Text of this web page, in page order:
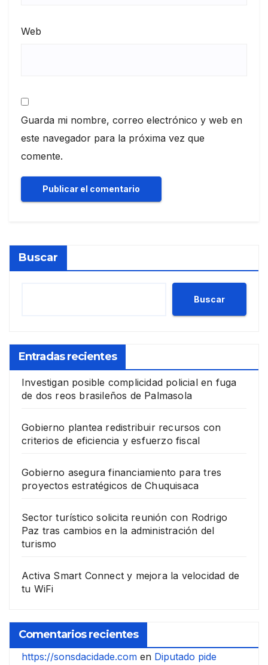
Web
Guarda mi nombre, correo electrónico y web en
este navegador para la próxima vez que
comente.
Buscar
Buscar
Entradas recientes
Investigan posible complicidad policial en fuga
de dos reos brasileños de Palmasola
Gobierno plantea redistribuir recursos con
criterios de eficiencia y esfuerzo fiscal
Gobierno asegura financiamiento para tres
proyectos estratégicos de Chuquisaca
Sector turístico solicita reunión con Rodrigo
Paz tras cambios en la administración del
turismo
Activa Smart Connect y mejora la velocidad de
tu WiFi
Comentarios recientes
https://sonsdacidade.com en Diputado pide